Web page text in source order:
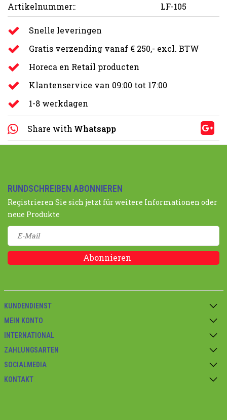
Artikelnummer:: LF-105
Snelle leveringen
Gratis verzending vanaf € 250,- excl. BTW
Horeca en Retail producten
Klantenservice van 09:00 tot 17:00
1-8 werkdagen
Share with Whatsapp
RUNDSCHREIBEN ABONNIEREN
Registrieren Sie sich jetzt für weitere Informationen oder
neue Produkte
Abonnieren
KUNDENDIENST
MEIN KONTO
INTERNATIONAL
ZAHLUNGSARTEN
SOCIALMEDIA
KONTAKT